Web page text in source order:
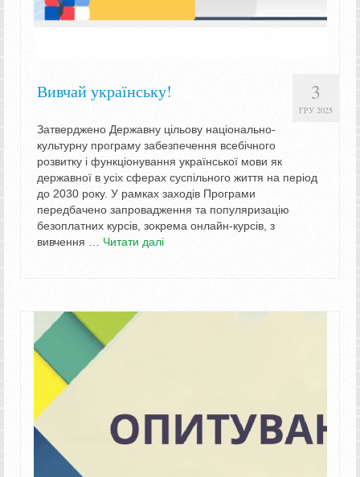
3
ГРУ 2025
Вивчай українську!
Затверджено Державну цільову національно-
культурну програму забезпечення всебічного
розвитку і функціонування української мови як
державної в усіх сферах суспільного життя на період
до 2030 року. У рамках заходів Програми
передбачено запровадження та популяризацію
безоплатних курсів, зокрема онлайн-курсів, з
вивчення … Читати далі